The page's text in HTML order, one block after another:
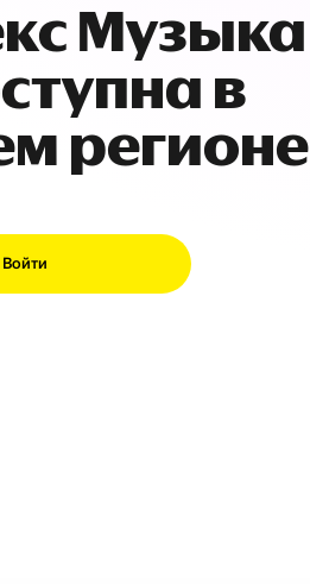
Музыка
в
регионе
Войти